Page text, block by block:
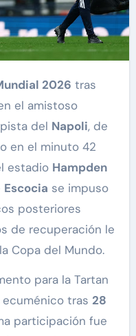
2026 tras
el amistoso
del Napoli, de
en el minuto 42
estadio Hampden
Escocia se impuso
posteriores
de recuperación le
Copa del Mundo.
para la Tartan
ecuménico tras 28
participación fue